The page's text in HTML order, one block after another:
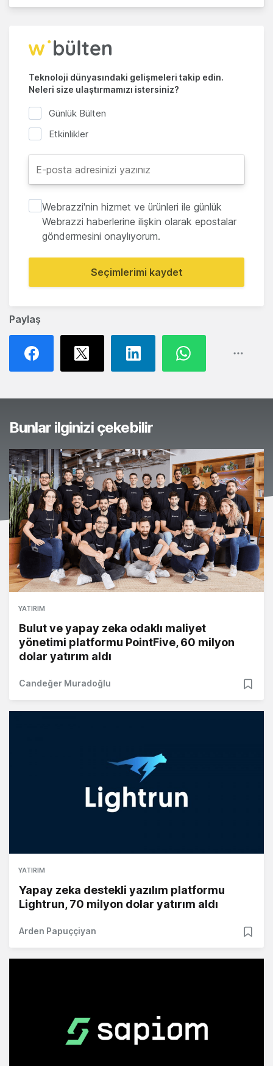
Paylaş
Teknoloji dünyasındaki gelişmeleri takip edin.
Neleri size ulaştırmamızı istersiniz?
Günlük Bülten
Etkinlikler
Webrazzi'nin hizmet ve ürünleri ile günlük
Webrazzi haberlerine ilişkin olarak epostalar
göndermesini onaylıyorum.
Seçimlerimi kaydet
Bunlar ilginizi çekebilir
YATIRIM
Bulut ve yapay zeka odaklı maliyet
yönetimi platformu PointFive, 60 milyon
dolar yatırım aldı
Candeğer Muradoğlu
YATIRIM
Yapay zeka destekli yazılım platformu
Lightrun, 70 milyon dolar yatırım aldı
Arden Papuççiyan